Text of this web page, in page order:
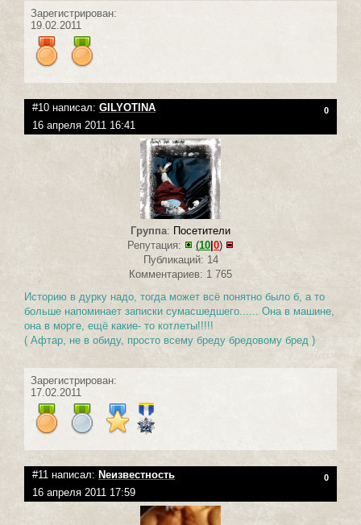
Зарегистрирован:
19.02.2011
#10 написал: GILYOTINA 0
16 апреля 2011 16:41
Группа: Посетители
Репутация:
(10 0)
Публикаций: 14
Комментариев: 1 765
Историю в дурку надо, тогда может всё понятно было б, а то
больше напоминает записки сумасшедшего...... Она в машине,
она в морге, ещё какие- то котлеты!!!!!
( Афтар, не в обиду, просто всему бреду бредовому бред )
Зарегистрирован:
17.02.2011
#11 написал: Neизвестность 0
16 апреля 2011 17:59